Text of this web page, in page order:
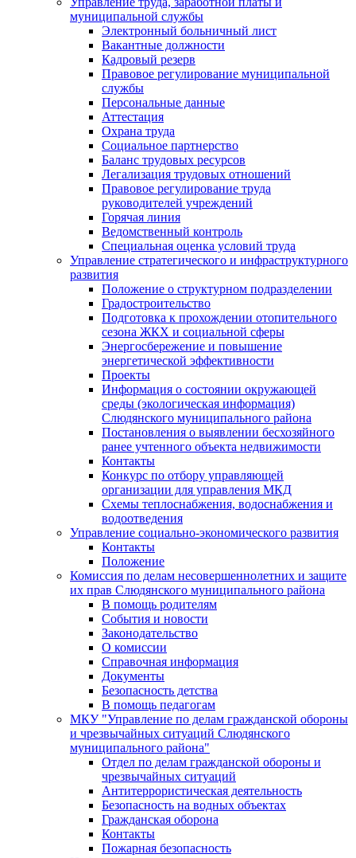
муниципальной службы
Электронный больничный лист
Вакантные должности
Кадровый резерв
Правовое регулирование муниципальной
службы
Персональные данные
Аттестация
Охрана труда
Социальное партнерство
Баланс трудовых ресурсов
Легализация трудовых отношений
Правовое регулирование труда
руководителей учреждений
Горячая линия
Ведомственный контроль
Специальная оценка условий труда
Управление стратегического и инфраструктурного
развития
Положение о структурном подразделении
Градостроительство
Подготовка к прохождении отопительного
сезона ЖКХ и социальной сферы
Энергосбережение и повышение
энергетической эффективности
Проекты
Информация о состоянии окружающей
среды (экологическая информация)
Слюдянского муниципального района
Постановления о выявлении бесхозяйного
ранее учтенного объекта недвижимости
Контакты
Конкурс по отбору управляющей
организации для управления МКД
Схемы теплоснабжения, водоснабжения и
водоотведения
Управление социально-экономического развития
Контакты
Положение
Комиссия по делам несовершеннолетних и защите
их прав Слюдянского муниципального района
В помощь родителям
События и новости
Законодательство
О комиссии
Справочная информация
Документы
Безопасность детства
В помощь педагогам
МКУ "Управление по делам гражданской обороны
и чрезвычайных ситуаций Слюдянского
муниципального района"
Отдел по делам гражданской обороны и
чрезвычайных ситуаций
Антитеррористическая деятельность
Безопасность на водных объектах
Гражданская оборона
Контакты
Пожарная безопасность